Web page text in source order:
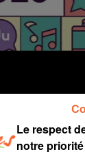
min 52 sec
Le respect
notre priorité